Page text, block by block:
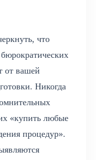
что
от вашей
Никогда
«купить любые
процедур».